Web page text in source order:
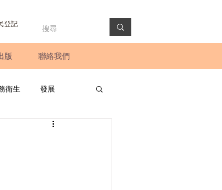
登記
版 聯絡我們
衛生 發展
圓桌會議